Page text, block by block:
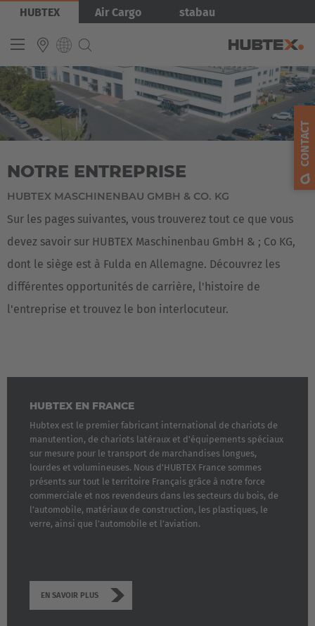
Aller
contenu
HUBTEX Air Cargo stabau
INTERNATIONAL
English
Español
Français
Image
NOTRE ENTREPRISE
HUBTEX MASCHINENBAU GMBH & CO. KG
Sur les pages suivantes, vous trouverez tout ce que vous
devez savoir sur HUBTEX Maschinenbau GmbH & ; Co KG,
dont le siège est à Fulda en Allemagne. Découvrez les
différentes opportunités de carrière, l'histoire de
l'entreprise et trouvez le bon interlocuteur.
HUBTEX EN FRANCE
Hubtex est le premier fabricant international de chariots de
manutention, de chariots latéraux et d'équipements spéciaux
sur mesure pour le transport de marchandises longues,
lourdes et volumineuses. Nous d'HUBTEX France sommes
présents sur tout le territoire Français grâce à notre force
commerciale et nos revendeurs dans les secteurs du bois, de
l’automobile, matériaux de construction, les plastiques, le
verre, ainsi que l’automobile et l’aviation.
EN SAVOIR PLUS
CONTACT